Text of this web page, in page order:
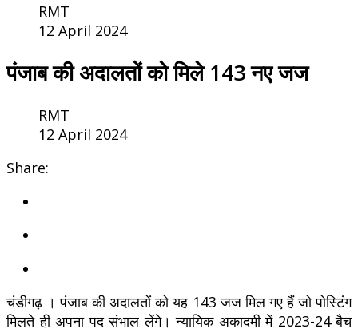
RMT
12 April 2024
पंजाब की अदालतों को मिले 143 नए जज
RMT
12 April 2024
Share:
चंडीगढ़ । पंजाब की अदालतों को यह 143 जज मिल गए हैं जो पोस्टिंग
मिलते ही अपना पद संभाल लेंगे। न्यायिक अकादमी में 2023-24 बैच